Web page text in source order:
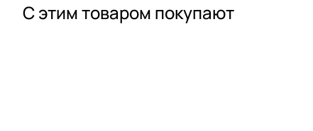
С этим товаром покупают